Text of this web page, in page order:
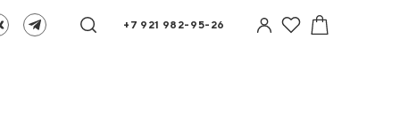
+7 921 982-95-26